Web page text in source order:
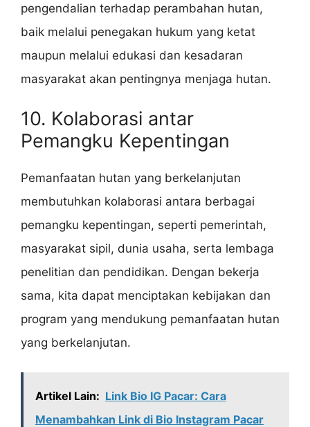
pengendalian terhadap perambahan hutan,
baik melalui penegakan hukum yang ketat
maupun melalui edukasi dan kesadaran
masyarakat akan pentingnya menjaga hutan.
10. Kolaborasi antar
Pemangku Kepentingan
Pemanfaatan hutan yang berkelanjutan
membutuhkan kolaborasi antara berbagai
pemangku kepentingan, seperti pemerintah,
masyarakat sipil, dunia usaha, serta lembaga
penelitian dan pendidikan. Dengan bekerja
sama, kita dapat menciptakan kebijakan dan
program yang mendukung pemanfaatan hutan
yang berkelanjutan.
Artikel Lain: Link Bio IG Pacar: Cara
Menambahkan Link di Bio Instagram Pacar